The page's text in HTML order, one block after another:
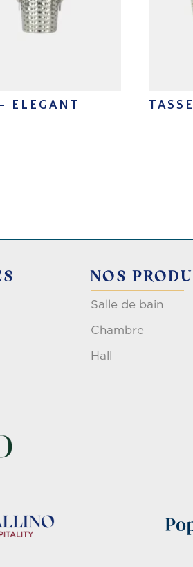
ELEGANT
NOS
Salle de bain
Chambre
Hall